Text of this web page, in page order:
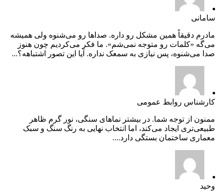
سامانی
مادرم دقیقاً همین مشکل رو داره. صداها رو می‌شنوه ولی همیشه
می‌گه «کلمات رو متوجه نمی‌شم». ما فکر می‌کردیم چون هنوز
صدا می‌شنوه، پس نیازی به سمعک نداره. آیا این تصور اشتباهه؟...
کارشناس روابط عمومی
ممنون از توجه شما. در بیشتر نماهای سنگی، نور گرم ظاهر
طبیعی‌تری ایجاد می‌کند، اما انتخاب نهایی به رنگ سنگ و سبک
معماری ساختمان بستگی دارد....
وحید